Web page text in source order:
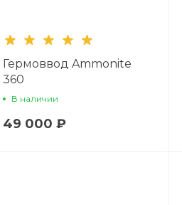
Гермоввод Ammonite
360
В наличии
49 000 ₽